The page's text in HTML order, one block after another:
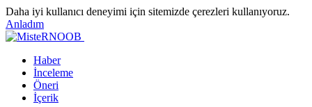
Daha iyi kullanıcı deneyimi için sitemizde çerezleri kullanıyoruz.
Anladım
Haber
İnceleme
Öneri
İçerik